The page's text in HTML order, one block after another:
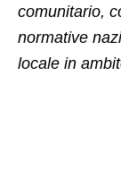
comunitario,
normative
locale in